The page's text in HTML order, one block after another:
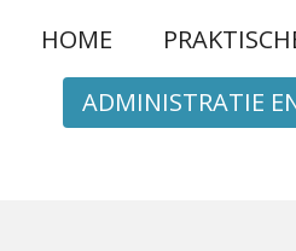
HOME
ADMINISTRATIE